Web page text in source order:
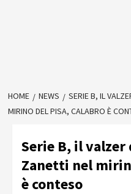
HOME NEWS
SERIE B, IL
MIRINO DEL PISA, CALABRO È
Serie B, il
Zanetti nel
è conteso